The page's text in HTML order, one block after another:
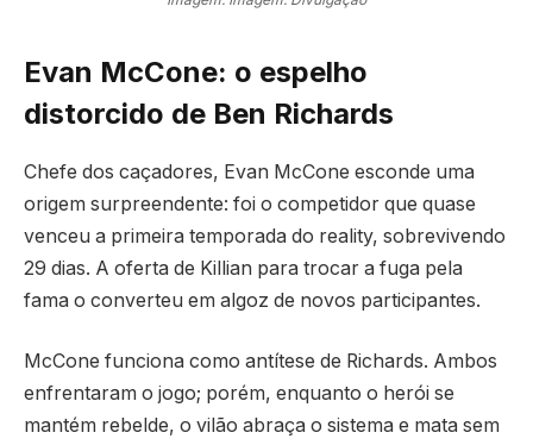
Evan McCone: o espelho
distorcido de Ben Richards
Chefe dos caçadores, Evan McCone esconde uma
origem surpreendente: foi o competidor que quase
venceu a primeira temporada do reality, sobrevivendo
29 dias. A oferta de Killian para trocar a fuga pela
fama o converteu em algoz de novos participantes.
McCone funciona como antítese de Richards. Ambos
enfrentaram o jogo; porém, enquanto o herói se
mantém rebelde, o vilão abraça o sistema e mata sem